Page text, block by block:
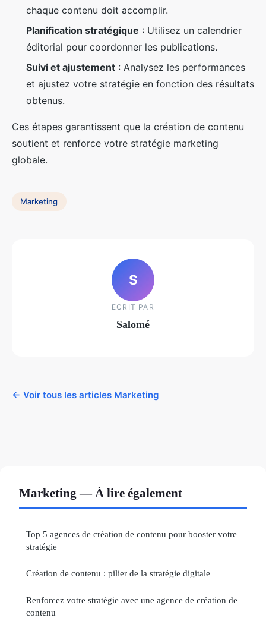
chaque contenu doit accomplir.
Planification stratégique : Utilisez un calendrier
éditorial pour coordonner les publications.
Suivi et ajustement : Analysez les performances
et ajustez votre stratégie en fonction des résultats
obtenus.
Ces étapes garantissent que la création de contenu
soutient et renforce votre stratégie marketing
globale.
Marketing
S
ECRIT PAR
Salomé
← Voir tous les articles Marketing
Marketing — À lire également
Top 5 agences de création de contenu pour booster votre
stratégie
Création de contenu : pilier de la stratégie digitale
Renforcez votre stratégie avec une agence de création de
contenu